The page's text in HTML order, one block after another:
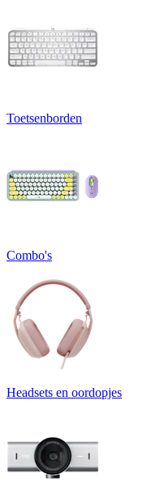
Toetsenborden
Combo's
Headsets en oordopjes